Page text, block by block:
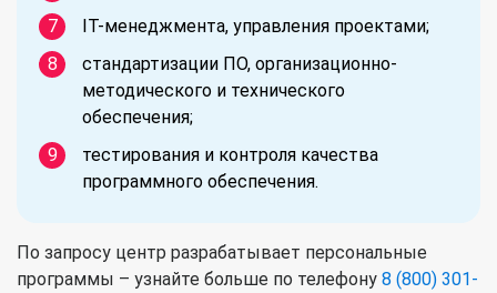
IT-менеджмента, управления проектами;
стандартизации ПО, организационно-
методического и технического
обеспечения;
тестирования и контроля качества
программного обеспечения.
По запросу центр разрабатывает персональные
программы – узнайте больше по телефону 8 (800) 301-